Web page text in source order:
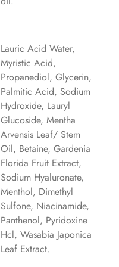
Lauric Acid Water,
Myristic Acid,
Propanediol, Glycerin,
Palmitic Acid, Sodium
Hydroxide, Lauryl
Glucoside, Mentha
Arvensis Leaf/ Stem
Oil, Betaine, Gardenia
Florida Fruit Extract,
Sodium Hyaluronate,
Menthol, Dimethyl
Sulfone, Niacinamide,
Panthenol, Pyridoxine
Hcl, Wasabia Japonica
Leaf Extract.